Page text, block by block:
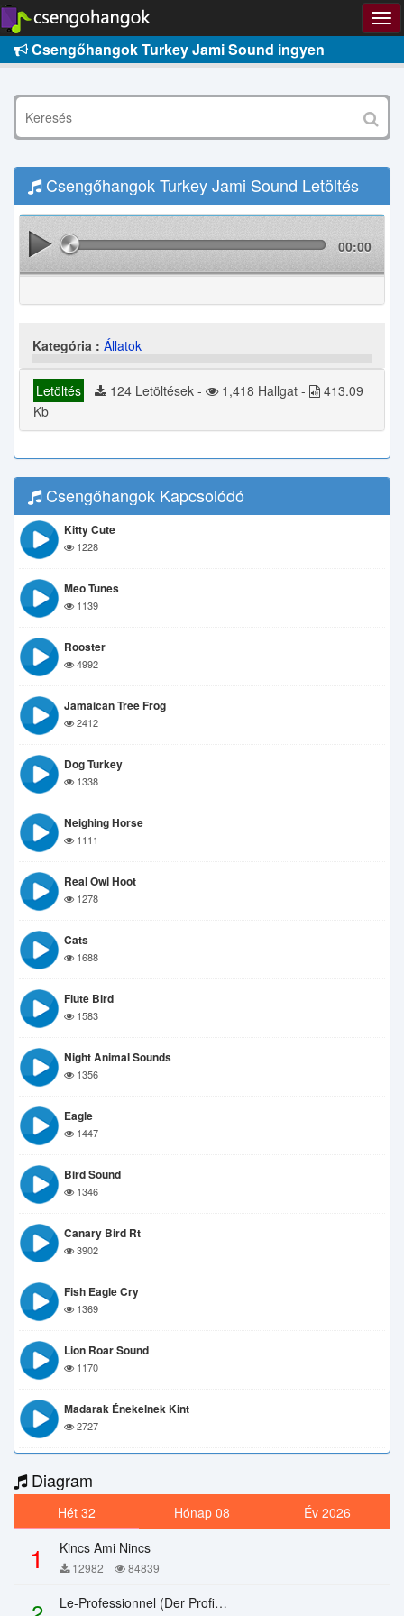
Csengőhangok Turkey Jami Sound ingyen
Csengőhangok Turkey Jami Sound Letöltés
00:00
Kategória : Állatok
Letöltés 124 Letöltések - 1,418 Hallgat -
413.09
Kb
Csengőhangok Kapcsolódó
Kitty Cute
1228
Meo Tunes
1139
Rooster
4992
Jamaican Tree Frog
2412
Dog Turkey
1338
Neighing Horse
1111
Real Owl Hoot
1278
Cats
1688
Flute Bird
1583
Night Animal Sounds
1356
Eagle
1447
Bird Sound
1346
Canary Bird Rt
3902
Fish Eagle Cry
1369
Lion Roar Sound
1170
Madarak Énekelnek Kint
2727
Diagram
Hét 32 Hónap 08 Év 2026
1 Kincs Ami Nincs
12982 84839
Le-Professionnel (Der Profi) – Chi Mai